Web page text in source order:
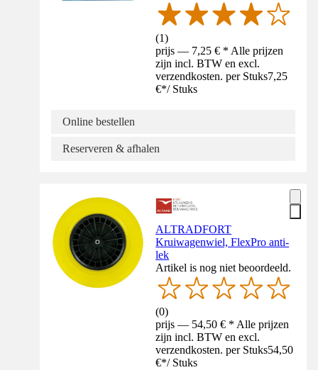
(1)
prijs — 7,25 € * Alle prijzen
zijn incl. BTW en excl.
verzendkosten. per Stuks7,25
€*/ Stuks
Online bestellen
Reserveren & afhalen
ALTRADFORT
Kruiwagenwiel, FlexPro anti-
lek
Artikel is nog niet beoordeeld.
(0)
prijs — 54,50 € * Alle prijzen
zijn incl. BTW en excl.
verzendkosten. per Stuks54,50
€*/ Stuks